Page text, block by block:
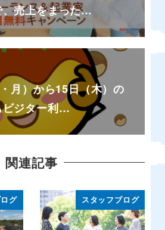
、売上をまった…
月）から15日（木）の
ビジター利…
関連記事
グ スタッフブログ